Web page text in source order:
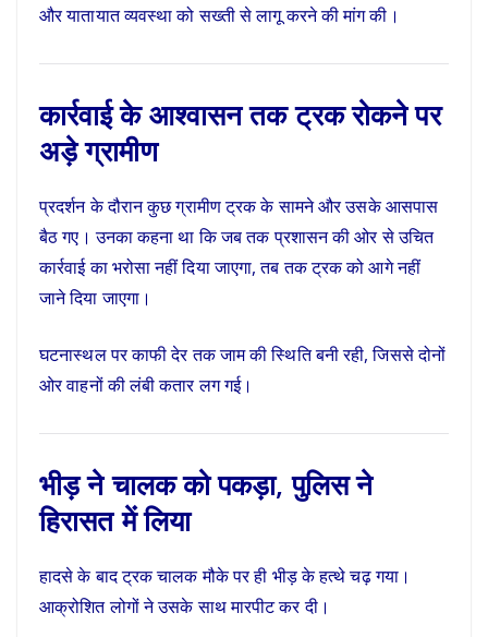
और यातायात व्यवस्था को सख्ती से लागू करने की मांग की।
कार्रवाई के आश्वासन तक ट्रक रोकने पर
अड़े ग्रामीण
प्रदर्शन के दौरान कुछ ग्रामीण ट्रक के सामने और उसके आसपास
बैठ गए। उनका कहना था कि जब तक प्रशासन की ओर से उचित
कार्रवाई का भरोसा नहीं दिया जाएगा, तब तक ट्रक को आगे नहीं
जाने दिया जाएगा।
घटनास्थल पर काफी देर तक जाम की स्थिति बनी रही, जिससे दोनों
ओर वाहनों की लंबी कतार लग गई।
भीड़ ने चालक को पकड़ा, पुलिस ने
हिरासत में लिया
हादसे के बाद ट्रक चालक मौके पर ही भीड़ के हत्थे चढ़ गया।
आक्रोशित लोगों ने उसके साथ मारपीट कर दी।